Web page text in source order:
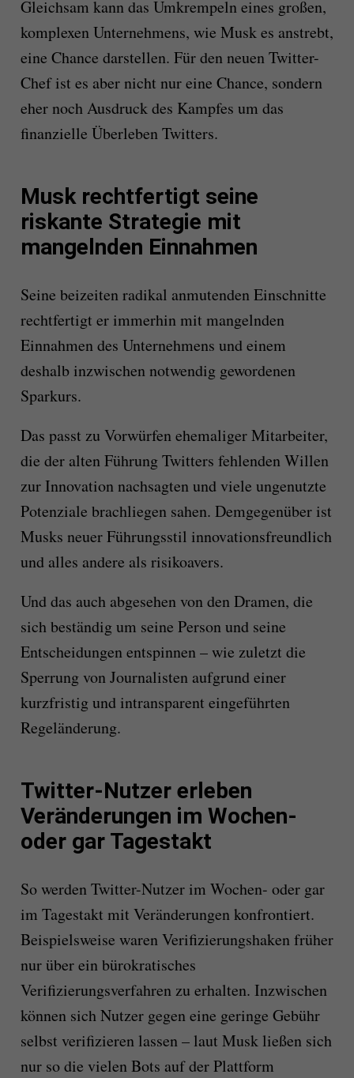
Gleichsam kann das Umkrempeln eines großen,
komplexen Unternehmens, wie Musk es anstrebt,
eine Chance darstellen. Für den neuen Twitter-
Chef ist es aber nicht nur eine Chance, sondern
eher noch Ausdruck des Kampfes um das
finanzielle Überleben Twitters.
Musk rechtfertigt seine
riskante Strategie mit
mangelnden Einnahmen
Seine beizeiten radikal anmutenden Einschnitte
rechtfertigt er immerhin mit mangelnden
Einnahmen des Unternehmens und einem
deshalb inzwischen notwendig gewordenen
Sparkurs.
Das passt zu Vorwürfen ehemaliger Mitarbeiter,
die der alten Führung Twitters fehlenden Willen
zur Innovation nachsagten und viele ungenutzte
Potenziale brachliegen sahen. Demgegenüber ist
Musks neuer Führungsstil innovationsfreundlich
und alles andere als risikoavers.
Und das auch abgesehen von den Dramen, die
sich beständig um seine Person und seine
Entscheidungen entspinnen – wie zuletzt die
Sperrung von Journalisten aufgrund einer
kurzfristig und intransparent eingeführten
Regeländerung.
Twitter-Nutzer erleben
Veränderungen im Wochen-
oder gar Tagestakt
So werden Twitter-Nutzer im Wochen- oder gar
im Tagestakt mit Veränderungen konfrontiert.
Beispielsweise waren Verifizierungshaken früher
nur über ein bürokratisches
Verifizierungsverfahren zu erhalten. Inzwischen
können sich Nutzer gegen eine geringe Gebühr
selbst verifizieren lassen – laut Musk ließen sich
nur so die vielen Bots auf der Plattform